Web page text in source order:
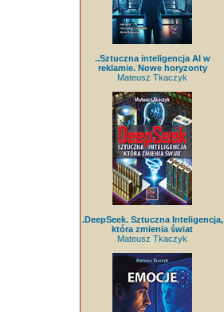
..Sztuczna inteligencja AI w
reklamie. Nowe horyzonty
Mateusz Tkaczyk
.DeepSeek. Sztuczna Inteligencja,
która zmienia świat
Mateusz Tkaczyk